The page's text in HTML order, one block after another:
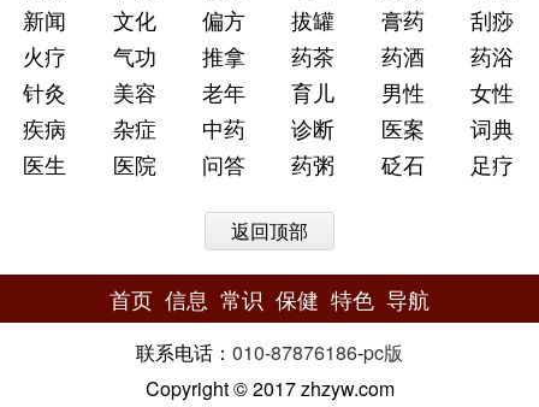
新闻
文化 偏方 拔罐 膏药
刮痧
火疗
气功 推拿 药茶 药酒
药浴
针灸
美容 老年 育儿 男性
女性
疾病
杂症 中药 诊断 医案
词典
医生
医院 问答 药粥 砭石 足疗
返回顶部
首页 信息 常识 保健 特色 导航
联系电话： 010-87876186-pc版
Copyright © 2017 zhzyw.com